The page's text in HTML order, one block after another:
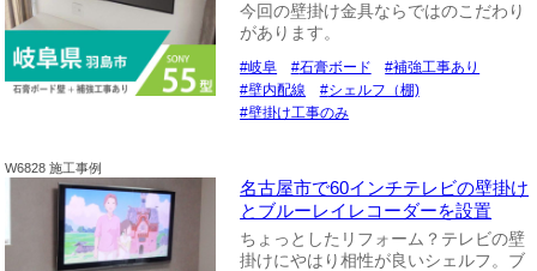
今回の壁掛け金具ならではのこだわり
があります。
岐阜 石膏ボード
補強工事あり
壁内配線
シェルフ（棚)
壁掛け工事のみ
W6828 施工事例
名古屋市で60インチテレビの壁掛け
とブルーレイレコーダーを設置
ちょっとしたリフォーム？テレビの壁
掛けにやはり相性が良いシェルフ。ブ